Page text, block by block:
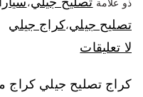
ذو علامة ،
تصليح جيلي،كراج جيلي
لا تعليقات
كراج تصليح جيلي